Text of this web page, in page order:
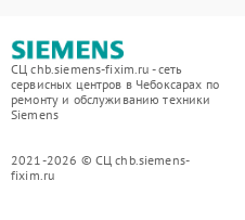
СЦ chb.siemens-fixim.ru - сеть
сервисных центров в Чебоксарах по
ремонту и обслуживанию техники
Siemens
2021-2026 © СЦ chb.siemens-
fixim.ru